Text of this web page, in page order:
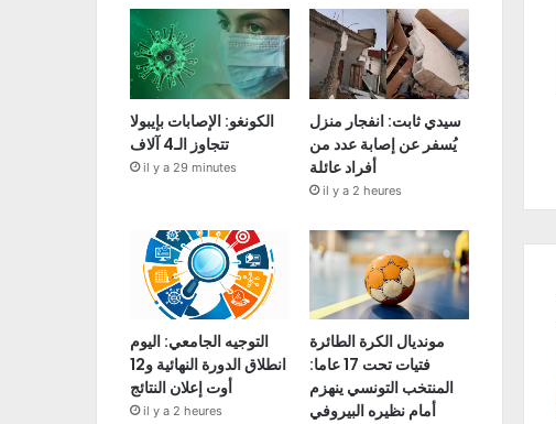
الكونغو: الإصابات بإيبولا
تتجاوز الـ4 آلاف
il y a 29 minutes
سيدي ثابت: انفجار منزل
يُسفر عن إصابة عدد من
أفراد عائلة
il y a 2 heures
التوجيه الجامعي: اليوم
انطلاق الدورة النهائية و12
أوت إعلان النتائج
il y a 2 heures
مونديال الكرة الطائرة
فتيات تحت 17 عاما:
المنتخب التونسي ينهزم
أمام نظيره البيروفي